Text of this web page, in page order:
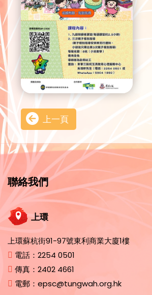
上一頁
聯絡我們
上環
上環蘇杭街91-97號東利商業大廈1樓
電話： 2254 0501
傳真： 2402 4661
電郵： epsc@tungwah.org.hk